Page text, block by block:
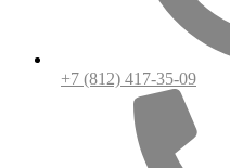
+7 (812) 417-35-09